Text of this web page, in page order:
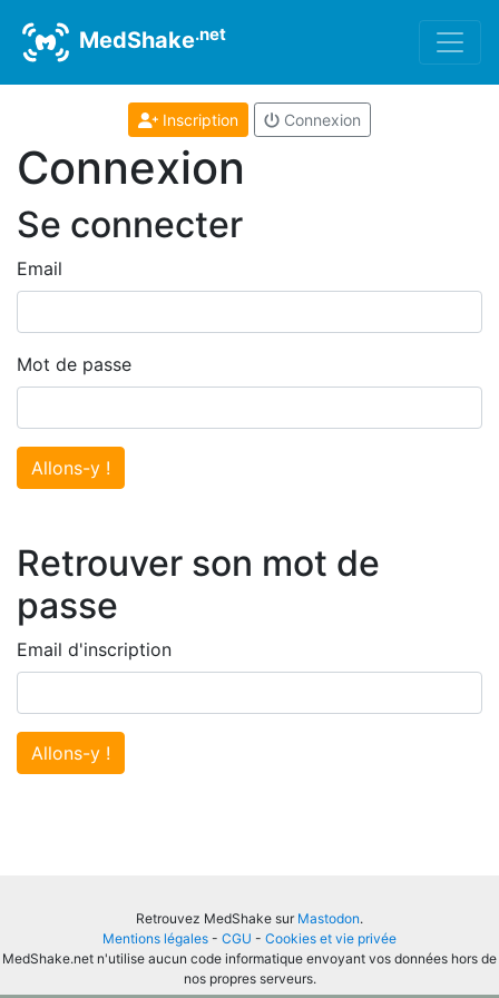
MedShake.net
Inscription Connexion
Connexion
Se connecter
Email
Mot de passe
Allons-y !
Retrouver son mot de
passe
Email d'inscription
Allons-y !
Retrouvez MedShake sur Mastodon.
Mentions légales - CGU - Cookies et vie privée
MedShake.net n'utilise aucun code informatique envoyant vos données hors de
nos propres serveurs.